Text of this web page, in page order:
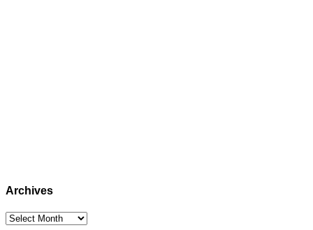
Archives
Archives